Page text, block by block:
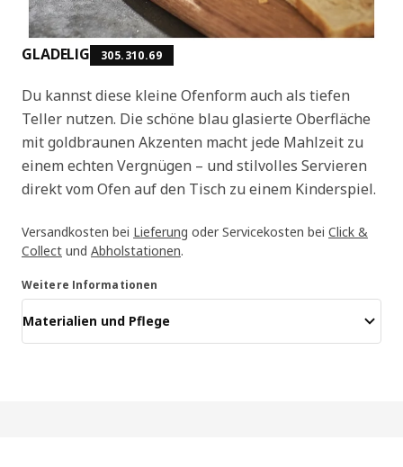
GLADELIG 305.310.69
Du kannst diese kleine Ofenform auch als tiefen
Teller nutzen. Die schöne blau glasierte Oberfläche
mit goldbraunen Akzenten macht jede Mahlzeit zu
einem echten Vergnügen – und stilvolles Servieren
direkt vom Ofen auf den Tisch zu einem Kinderspiel.
Versandkosten bei Lieferung oder Servicekosten bei Click &
Collect und Abholstationen.
Weitere Informationen
Materialien und Pflege